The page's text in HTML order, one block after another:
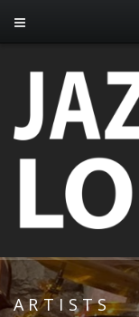
ARTISTS